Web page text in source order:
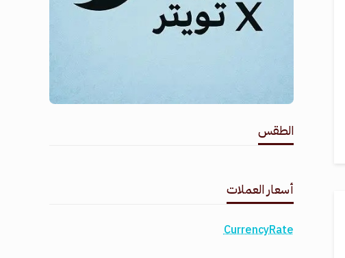
الطقس
أسعار العملات
CurrencyRate